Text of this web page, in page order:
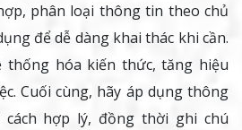
phân loại thông tin theo chủ
để dễ dàng khai thác khi cần.
thống hóa kiến thức, tăng hiệu
Cuối cùng, hãy áp dụng thông
hợp lý, đồng thời ghi chú